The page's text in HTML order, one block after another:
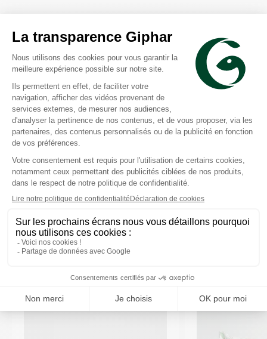
Description
Conseils d'utilisation
Composition
VOUS AIMEREZ AUSSI